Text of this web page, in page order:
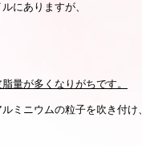
にありますが、
量が多くなりがちです。
ミニウムの粒子を吹き付